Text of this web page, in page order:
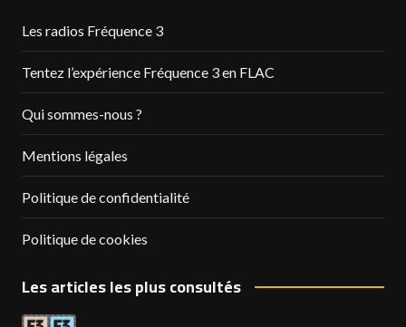
Les radios Fréquence 3
Tentez l’expérience Fréquence 3 en FLAC
Qui sommes-nous ?
Mentions légales
Politique de confidentialité
Politique de cookies
Les articles les plus consultés